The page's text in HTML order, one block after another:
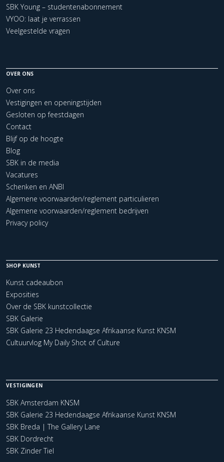
SBK Young – studentenabonnement
VYOO: laat je verrassen
Veelgestelde vragen
OVER ONS
Over ons
Vestigingen en openingstijden
Gesloten op feestdagen
Contact
Blijf op de hoogte
Blog
SBK in de media
Vacatures
Schenken en ANBI
Algemene voorwaarden/reglement particulieren
Algemene voorwaarden/reglement bedrijven
Privacy policy
SHOP KUNST
Kunst cadeaubon
Exposities
Over de SBK kunstcollectie
SBK Galerie
SBK Galerie 23 Hedendaagse Afrikaanse Kunst KNSM
Cultuurvlog My Daily Shot of Culture
VESTIGINGEN
SBK Amsterdam KNSM
SBK Galerie 23 Hedendaagse Afrikaanse Kunst KNSM
SBK Breda | The Gallery Lane
SBK Dordrecht
SBK Zinder Tiel